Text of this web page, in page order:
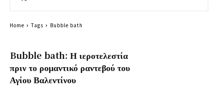
Bubble bath: Η ιεροτελεστία
πριν το ρομαντικό ραντεβού του
Αγίου Βαλεντίνου
Home Tags Bubble bath